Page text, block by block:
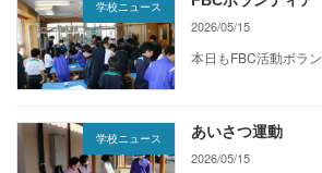
学校ニュース
2026/05/15
本日もFBC活動ボラ
学校ニュース
あいさつ運動
2026/05/15